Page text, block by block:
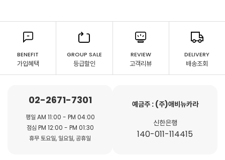
BENEFIT
가입혜택
GROUP SALE
등급할인
REVIEW
고객리뷰
DELIVERY
배송조회
02-2671-7301
평일 AM 11:00 - PM 04:00
점심 PM 12:00 - PM 01:30
휴무 토요일, 일요일, 공휴일
예금주 : (주)애비뉴카라
신한은행
140-011-114415